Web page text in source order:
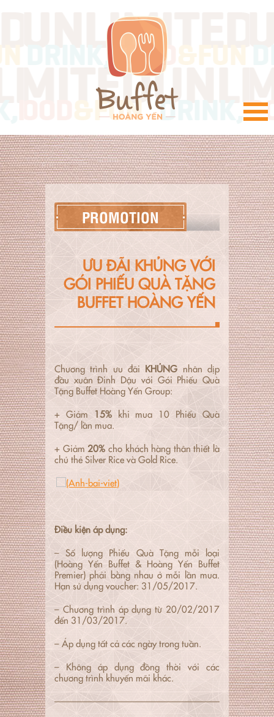
PROMOTION
ƯU ĐÃI KHỦNG VỚI
GÓI PHIẾU QUÀ TẶNG
BUFFET HOÀNG YẾN
Chương trình ưu đãi KHỦNG nhân dịp
đầu xuân Đinh Dậu với Gói Phiếu Quà
Tặng Buffet Hoàng Yến Group:
+ Giảm 15%khi mua 10 Phiếu Quà
Tặng/ lần mua.
+ Giảm 20% cho khách hàng thân thiết là
chủ thẻ Silver Rice và Gold Rice.
Điều kiện áp dụng:
– Số lượng Phiếu Quà Tặng mỗi loại
(Hoàng Yến Buffet & Hoàng Yến Buffet
Premier) phải bằng nhau ở mỗi lần mua.
Hạn sử dụng voucher: 31/05/2017.
– Chương trình áp dụng từ 20/02/2017
đến 31/03/2017.
– Áp dụng tất cả các ngày trong tuần.
– Không áp dụng đồng thời với các
chương trình khuyến mãi khác.
———————————————————————–